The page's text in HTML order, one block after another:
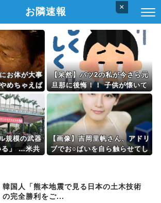
×
お隣速報
お体が大事
めちゃえば
【呆然】バツ2の私が今さら元
旦那に後悔！！ 子供が懐いて
たのに…
規模の武器
る」 …米共
【画像】吉岡里帆さん、アドリ
ブでお○ぱいを自ら触らせてし
韓国人「熊本地震で見る日本の土木技術
の完全勝利をご...